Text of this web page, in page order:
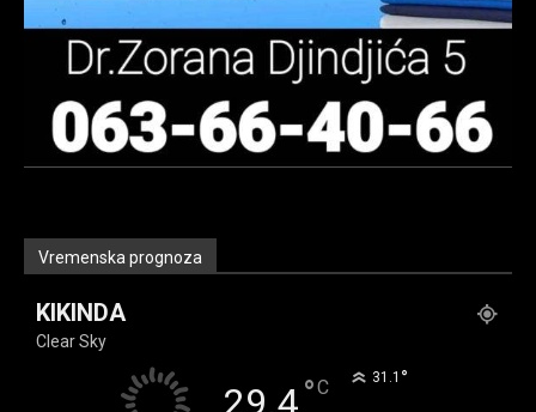
Vremenska prognoza
KIKINDA
Clear Sky
29.4°C 31.1 °